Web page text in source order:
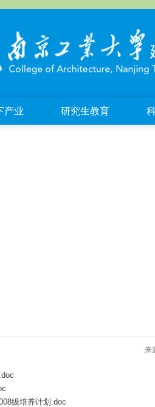
产业 研究生教育
来
级培养计划.doc